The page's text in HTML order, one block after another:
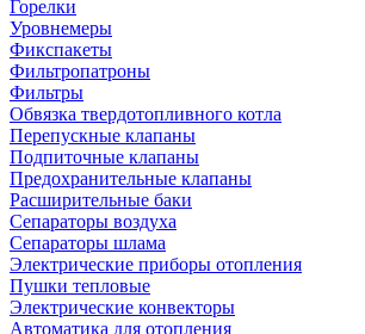
Горелки
Уровнемеры
Фикспакеты
Фильтропатроны
Фильтры
Обвязка твердотопливного котла
Перепускные клапаны
Подпиточные клапаны
Предохранительные клапаны
Расширительные баки
Сепараторы воздуха
Сепараторы шлама
Электрические приборы отопления
Пушки тепловые
Электрические конвекторы
Автоматика для отопления